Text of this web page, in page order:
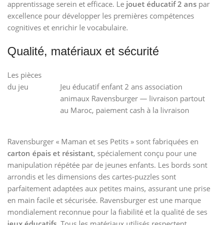
apprentissage serein et efficace. Le jouet éducatif 2 ans par
excellence pour développer les premières compétences
cognitives et enrichir le vocabulaire.
Qualité, matériaux et sécurité
Jeu éducatif enfant 2 ans association
animaux Ravensburger — livraison partout
au Maroc, paiement cash à la livraison
Les pièces
du jeu
Ravensburger « Maman et ses Petits » sont fabriquées en
carton épais et résistant, spécialement conçu pour une
manipulation répétée par de jeunes enfants. Les bords sont
arrondis et les dimensions des cartes-puzzles sont
parfaitement adaptées aux petites mains, assurant une prise
en main facile et sécurisée. Ravensburger est une marque
mondialement reconnue pour la fiabilité et la qualité de ses